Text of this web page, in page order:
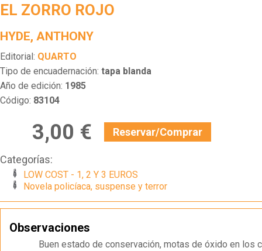
EL ZORRO ROJO
HYDE, ANTHONY
Editorial: QUARTO
Tipo de encuadernación: tapa blanda
Año de edición: 1985
Código: 83104
3,00 € Reservar/Comprar
Categorías:
LOW COST - 1, 2 Y 3 EUROS
Novela policíaca, suspense y terror
Observaciones
Buen estado de conservación, motas de óxido en los